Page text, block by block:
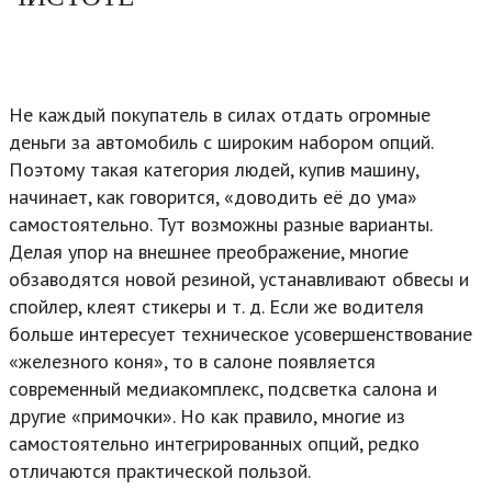
Не каждый покупатель в силах отдать огромные
деньги за автомобиль с широким набором опций.
Поэтому такая категория людей, купив машину,
начинает, как говорится, «доводить её до ума»
самостоятельно. Тут возможны разные варианты.
Делая упор на внешнее преображение, многие
обзаводятся новой резиной, устанавливают обвесы и
спойлер, клеят стикеры и т. д. Если же водителя
больше интересует техническое усовершенствование
«железного коня», то в салоне появляется
современный медиакомплекс, подсветка салона и
другие «примочки». Но как правило, многие из
самостоятельно интегрированных опций, редко
отличаются практической пользой.